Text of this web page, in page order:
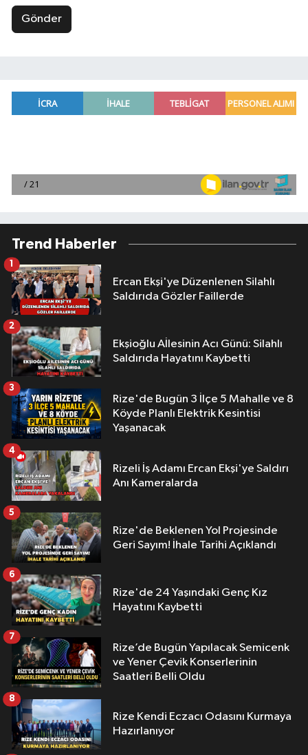
Gönder
Trend Haberler
Ercan Ekşi'ye Düzenlenen Silahlı
Saldırıda Gözler Faillerde
1
Ekşioğlu Aİlesinin Acı Günü: Silahlı
Saldırıda Hayatını Kaybetti
2
Rize'de Bugün 3 İlçe 5 Mahalle ve 8
Köyde Planlı Elektrik Kesintisi
Yaşanacak
3
Rizeli İş Adamı Ercan Ekşi'ye Saldırı
Anı Kameralarda
4
Rize'de Beklenen Yol Projesinde
Geri Sayım! İhale Tarihi Açıklandı
5
Rize'de 24 Yaşındaki Genç Kız
Hayatını Kaybetti
6
Rize’de Bugün Yapılacak Semicenk
ve Yener Çevik Konserlerinin
Saatleri Belli Oldu
7
Rize Kendi Eczacı Odasını Kurmaya
Hazırlanıyor
8